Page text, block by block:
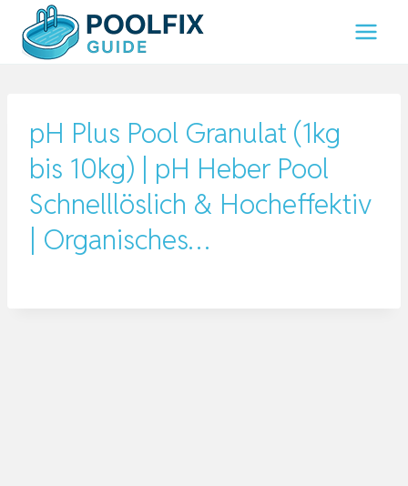
Inhalt
springen
pH Plus Pool Granulat (1kg
bis 10kg) | pH Heber Pool
Schnelllöslich & Hocheffektiv
| Organisches…